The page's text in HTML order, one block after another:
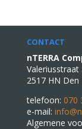
CONTACT
nTERRA
Valeriusstraat
2517 HN Den
telefoon: 070
e-mail:
Algemene